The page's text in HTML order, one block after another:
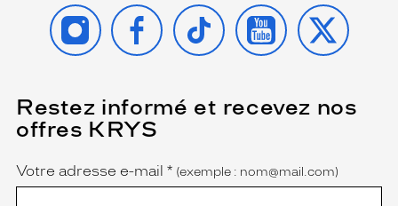
INSTAGRAMFACEBOOK
TIKTOK YOUTUBE
X
Restez informé et recevez nos
offres KRYS
Name
Votre adresse e-mail *
(Ce
champ
est
obligatoire)
(exemple : nom@mail.com)